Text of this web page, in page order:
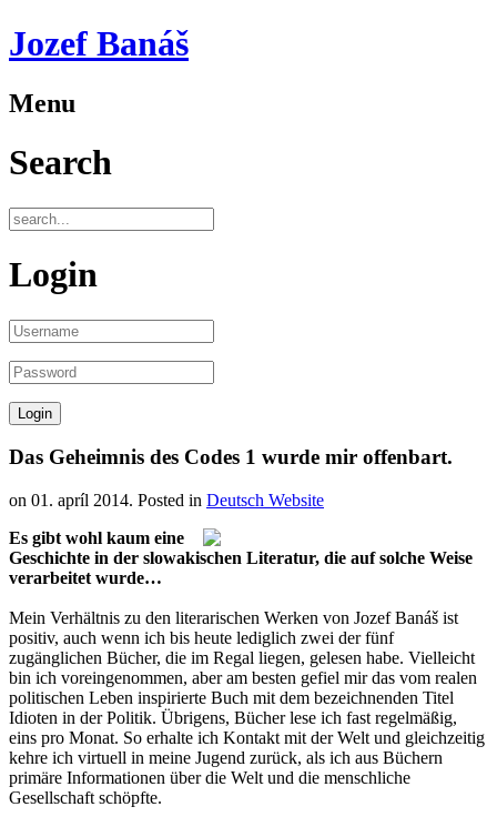
Jozef Banáš
Menu
Search
Login
Das Geheimnis des Codes 1 wurde mir offenbart.
on 01. apríl 2014. Posted in Deutsch Website
Es gibt wohl kaum eine
Geschichte in der slowakischen Literatur, die auf solche Weise
verarbeitet wurde…
Mein Verhältnis zu den literarischen Werken von Jozef Banáš ist
positiv, auch wenn ich bis heute lediglich zwei der fünf
zugänglichen Bücher, die im Regal liegen, gelesen habe. Vielleicht
bin ich voreingenommen, aber am besten gefiel mir das vom realen
politischen Leben inspirierte Buch mit dem bezeichnenden Titel
Idioten in der Politik. Übrigens, Bücher lese ich fast regelmäßig,
eins pro Monat. So erhalte ich Kontakt mit der Welt und gleichzeitig
kehre ich virtuell in meine Jugend zurück, als ich aus Büchern
primäre Informationen über die Welt und die menschliche
Gesellschaft schöpfte.